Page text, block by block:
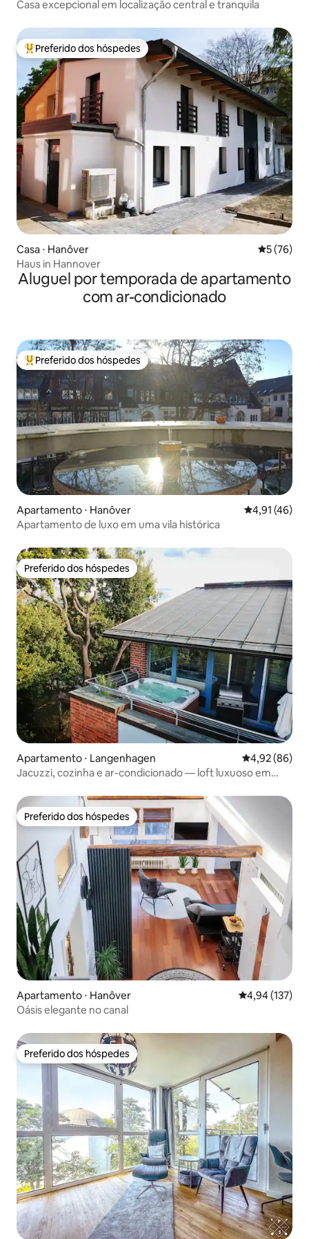
Casa excepcional em localização central e tranquila
Entre os melhores preferidos dos hóspedes
Preferido dos hóspedes
Casa ⋅ Hanôver 5 de uma
5 (76)
Haus in Hannover
Aluguel por temporada de apartamento
com ar-condicionado
Entre os melhores preferidos dos hóspedes
Preferido dos hóspedes
Apartamento ⋅ Hanôver 4,91 de uma
4,91 (46)
Apartamento de luxo em uma vila histórica
Preferido dos hóspedes
Preferido dos hóspedes
Apartamento ⋅ Langenhagen 4,92 de uma
4,92 (86)
Jacuzzi, cozinha e ar-condicionado — loft luxuoso em
Preferido dos hóspedes
Preferido dos hóspedes
Apartamento ⋅ Hanôver 4,94 de uma
4,94 (137)
Oásis elegante no canal
Preferido dos hóspedes
Preferido dos hóspedes